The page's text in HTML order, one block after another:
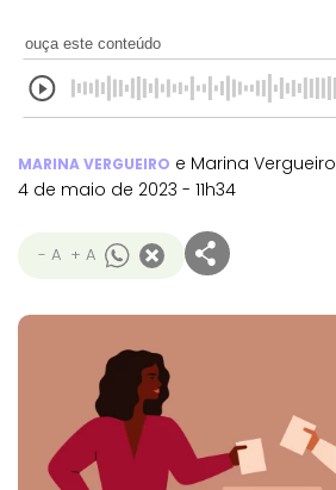
ouça este conteúdo
MARINA VERGUEIRO e Marina Vergueiro
4 de maio de 2023 - 11h34
- A + A